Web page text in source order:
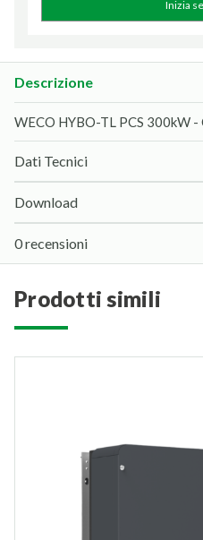
Inizia
Descrizione
WECO HYBO-TL PCS 300kW
Dati Tecnici
Download
0 recensioni
prodotti simili